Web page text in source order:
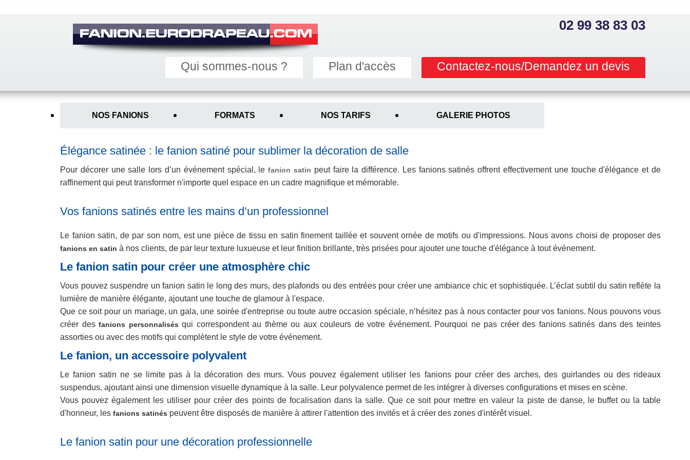
02 99 38 83 03
menu
Qui sommes-nous ? Plan d'accès Contactez-nous/Demandez un devis
Sous
interne
NOS FANIONS FORMATS NOS TARIFS GALERIE PHOTOS
Élégance satinée : le fanion satiné pour sublimer la décoration de salle
Pour décorer une salle lors d’un événement spécial, lefanion satin peut faire la différence. Les fanions satinés offrent effectivement une touche d'élégance et de
raffinement qui peut transformer n'importe quel espace en un cadre magnifique et mémorable.
Vos fanions satinés entre les mains d’un professionnel
Le fanion satin, de par son nom, est une pièce de tissu en satin finement taillée et souvent ornée de motifs ou d'impressions. Nous avons choisi de proposer des
fanions en satin à nos clients, de par leur texture luxueuse et leur finition brillante, très prisées pour ajouter une touche d'élégance à tout événement.
Le fanion satin pour créer une atmosphère chic
Vous pouvez suspendre un fanion satin le long des murs, des plafonds ou des entrées pour créer une ambiance chic et sophistiquée. L’éclat subtil du satin reflète la
lumière de manière élégante, ajoutant une touche de glamour à l'espace.
Que ce soit pour un mariage, un gala, une soirée d'entreprise ou toute autre occasion spéciale, n’hésitez pas à nous contacter pour vos fanions. Nous pouvons vous
créer desfanions personnalisés qui correspondent au thème ou aux couleurs de votre événement. Pourquoi ne pas créer des fanions satinés dans des teintes
assorties ou avec des motifs qui complètent le style de votre événement.
Le fanion, un accessoire polyvalent
Le fanion satin ne se limite pas à la décoration des murs. Vous pouvez également utiliser les fanions pour créer des arches, des guirlandes ou des rideaux
suspendus, ajoutant ainsi une dimension visuelle dynamique à la salle. Leur polyvalence permet de les intégrer à diverses configurations et mises en scène.
Vous pouvez également les utiliser pour créer des points de focalisation dans la salle. Que ce soit pour mettre en valeur la piste de danse, le buffet ou la table
d'honneur, les fanions satinés peuvent être disposés de manière à attirer l'attention des invités et à créer des zones d'intérêt visuel.
Le fanion satin pour une décoration professionnelle